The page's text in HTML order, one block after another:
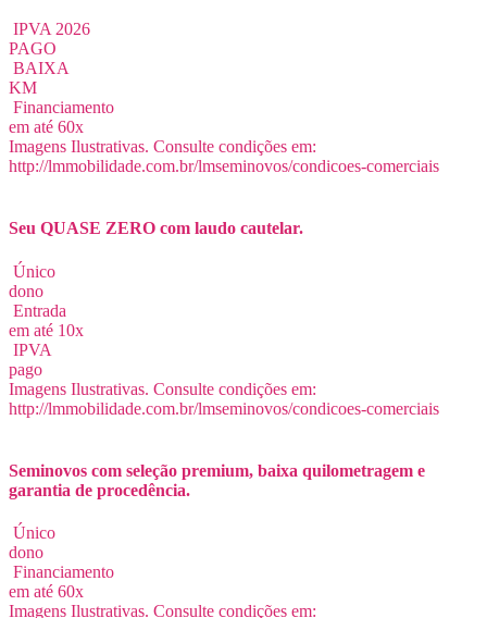
IPVA 2026
PAGO
BAIXA
KM
Financiamento
em até 60x
Imagens Ilustrativas. Consulte condições em:
http://lmmobilidade.com.br/lmseminovos/condicoes-comerciais
Seu QUASE ZERO com laudo cautelar.
Único
dono
Entrada
em até 10x
IPVA
pago
Imagens Ilustrativas. Consulte condições em:
http://lmmobilidade.com.br/lmseminovos/condicoes-comerciais
Seminovos com seleção premium, baixa quilometragem e
garantia de procedência.
Único
dono
Financiamento
em até 60x
Imagens Ilustrativas. Consulte condições em: